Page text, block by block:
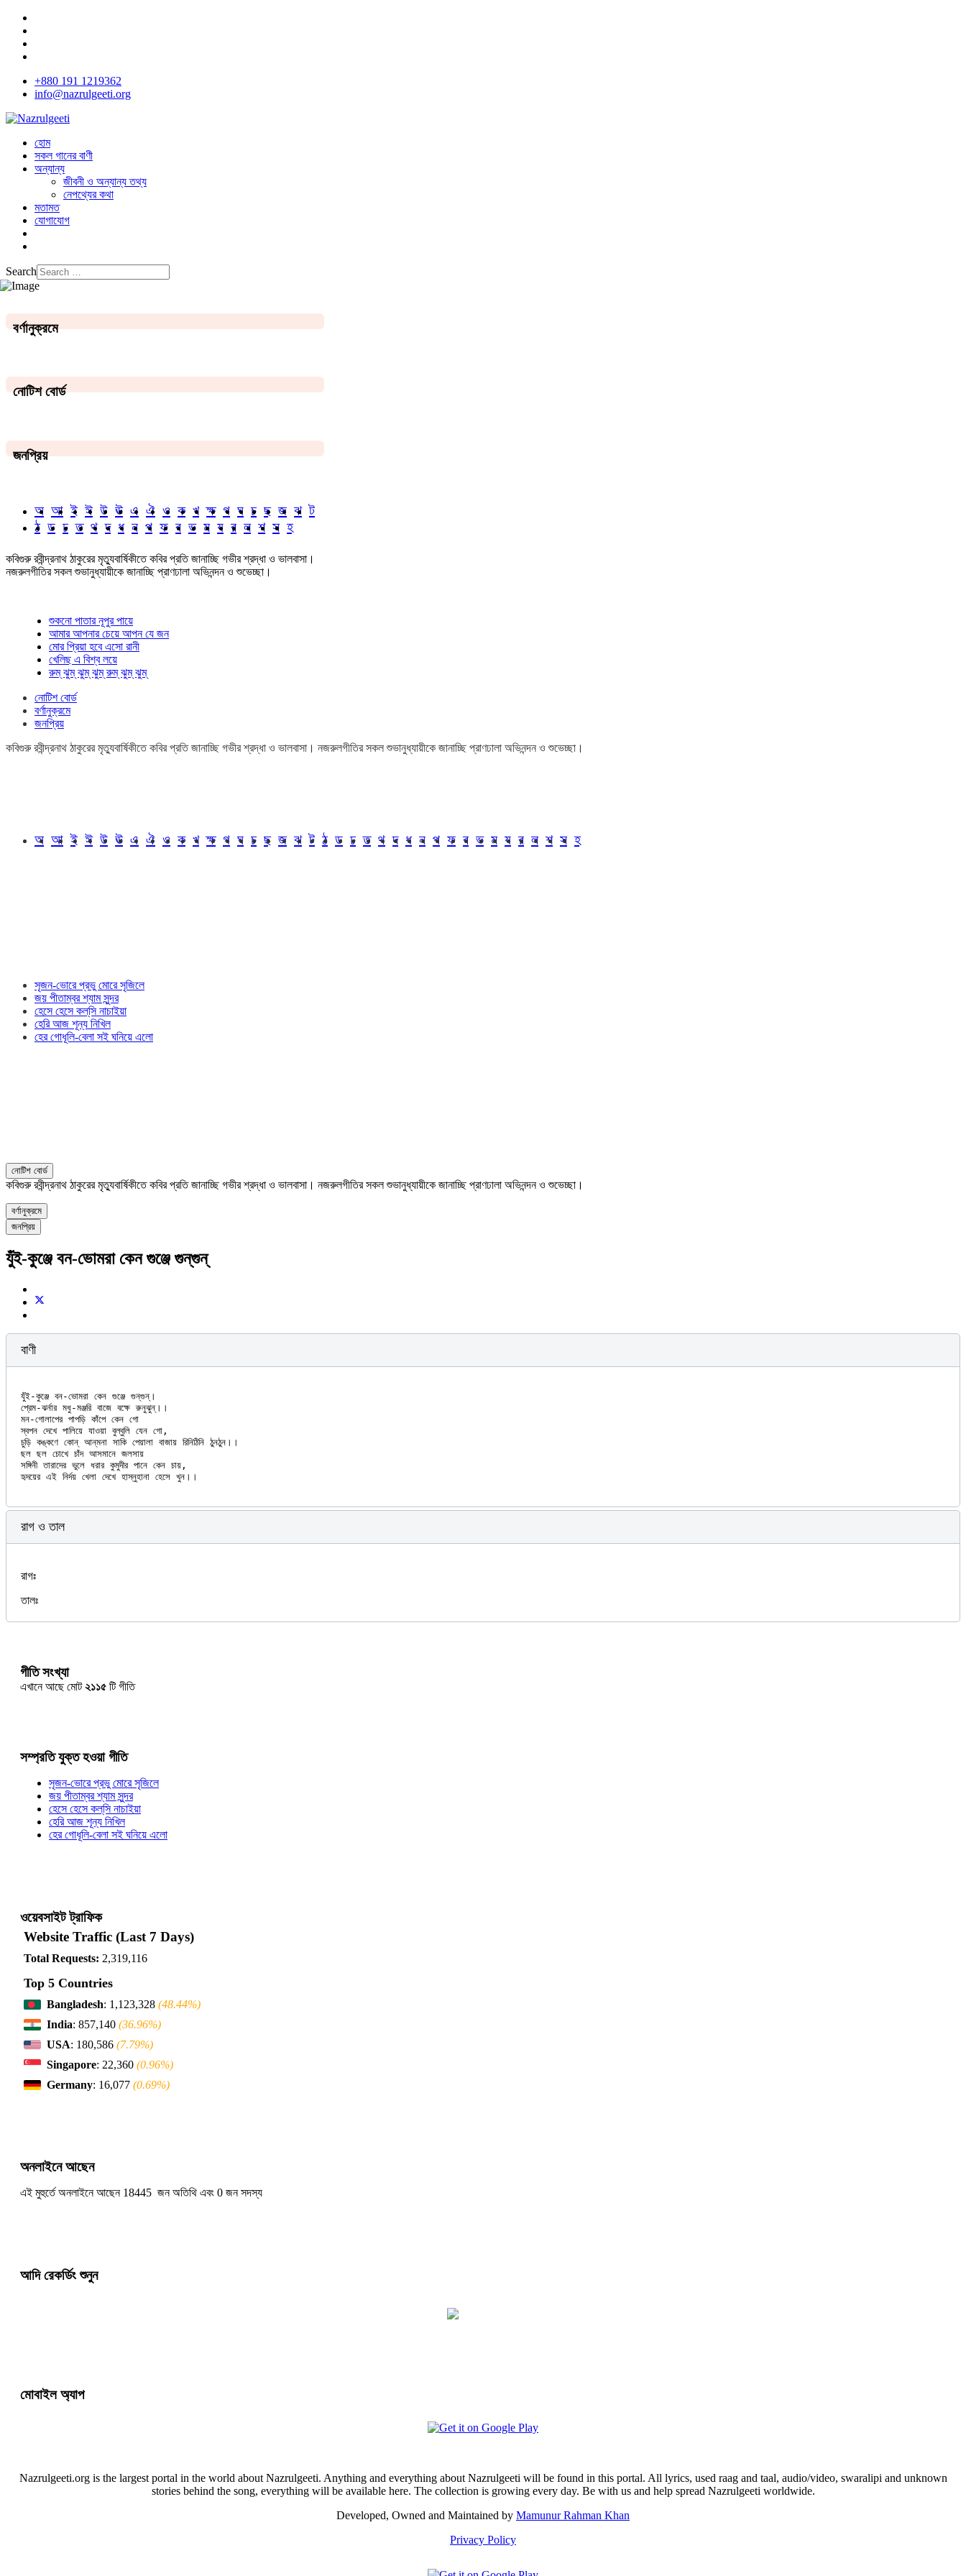
+880 191 1219362
info@nazrulgeeti.org
হোম
সকল গানের বাণী
অন্যান্য
জীবনী ও অন্যান্য তথ্য
নেপথ্যের কথা
মতামত
যোগাযোগ
Search
বর্ণানুক্রমে
নোটিশ বোর্ড
জনপ্রিয়
অ আ ই ঈ উ ঊ এ ঐ ও ক খ ক্ষ গ ঘ চ ছ জ ঝ ট
ঠ ড ঢ ত থ দ ধ ন প ফ ব ভ ম য র ল শ স হ
কবিগুরু রবীন্দ্রনাথ ঠাকুরের মৃত্যুবার্ষিকীতে কবির প্রতি জানাচ্ছি গভীর শ্রদ্ধা ও ভালবাসা।
নজরুলগীতির সকল শুভানুধ্যায়ীকে জানাচ্ছি প্রাণঢালা অভিনন্দন ও শুভেচ্ছা।
শুকনো পাতার নূপুর পায়ে
আমার আপনার চেয়ে আপন যে জন
মোর প্রিয়া হবে এসো রানী
খেলিছ এ বিশ্ব লয়ে
রুম্ ঝুম্ ঝুম্ ঝুম্ রুম্ ঝুম্ ঝুম্
নোটিশ বোর্ড
বর্ণানুক্রমে
জনপ্রিয়
কবিগুরু রবীন্দ্রনাথ ঠাকুরের মৃত্যুবার্ষিকীতে কবির প্রতি জানাচ্ছি গভীর শ্রদ্ধা ও ভালবাসা। নজরুলগীতির সকল শুভানুধ্যায়ীকে জানাচ্ছি প্রাণঢালা অভিনন্দন ও শুভেচ্ছা।
অ আ ই ঈ উ ঊ এ ঐ ও ক খ ক্ষ গ ঘ চ ছ জ ঝ ট ঠ ড ঢ ত থ দ ধ ন প ফ ব ভ ম য র ল শ স হ
সৃজন-ভোরে প্রভু মোরে সৃজিলে
জয় পীতাম্বর শ্যাম সুন্দর
হেসে হেসে কল্‌সি নাচাইয়া
হেরি আজ শূন্য নিখিল
হের গোধূলি-বেলা সই ঘনিয়ে এলো
নোটিশ বোর্ড
কবিগুরু রবীন্দ্রনাথ ঠাকুরের মৃত্যুবার্ষিকীতে কবির প্রতি জানাচ্ছি গভীর শ্রদ্ধা ও ভালবাসা। নজরুলগীতির সকল শুভানুধ্যায়ীকে জানাচ্ছি প্রাণঢালা অভিনন্দন ও শুভেচ্ছা।
বর্ণানুক্রমে
জনপ্রিয়
যুঁই-কুঞ্জে বন-ভোমরা কেন গুঞ্জে গুন্‌গুন্
বাণী
যুঁই-কুঞ্জে বন-ভোমরা কেন গুঞ্জে গুন্‌গুন্।
প্রেম-ঝর্নার মধু-মঞ্জরি বাজে বক্ষে রুনুঝুন্।।
মন-গোলাপের পাপড়ি কাঁপে কেন গো
স্বপন দেখে পালিয়ে যাওয়া বুল্‌বুলি যেন গো,
চুড়ি কঙ্কণে কোন্ আন্‌মনা সাকি পেয়ালা বাজায় রিনিঠিনি ঠুনঠুন।।
ছল ছল চোখে চাঁদ আসমানে জলসায়
সঙ্গিনী তারাদের ভুলে ধরার কুমুদীর পানে কেন চায়,
রাগ ও তাল
রাগঃ
তালঃ
গীতি সংখ্যা
এখানে আছে মোট২১১৫ টি গীতি
সম্প্রতি যুক্ত হওয়া গীতি
সৃজন-ভোরে প্রভু মোরে সৃজিলে
জয় পীতাম্বর শ্যাম সুন্দর
হেসে হেসে কল্‌সি নাচাইয়া
হেরি আজ শূন্য নিখিল
হের গোধূলি-বেলা সই ঘনিয়ে এলো
ওয়েবসাইট ট্রাফিক
Website Traffic (Last 7 Days)
Total Requests: 2,319,116
Top 5 Countries
Bangladesh: 1,123,328 (48.44%)
India: 857,140 (36.96%)
USA: 180,586 (7.79%)
Singapore: 22,360 (0.96%)
Germany: 16,077 (0.69%)
অনলাইনে আছেন
এই মুহুর্তে অনলাইনে আছেন 18445 জন অতিথি এবং 0 জন সদস্য
আদি রেকর্ডিং শুনুন
মোবাইল অ্যাপ
Nazrulgeeti.org is the largest portal in the world about Nazrulgeeti. Anything and everything about Nazrulgeeti will be found in this portal. All lyrics, used raag and taal, audio/video, swaralipi and unknown
stories behind the song, everything will be available here. The collection is growing every day. Be with us and help spread Nazrulgeeti worldwide.
Developed, Owned and Maintained by Mamunur Rahman Khan
Privacy Policy